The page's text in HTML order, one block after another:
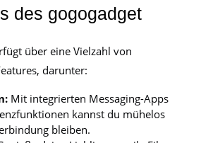
des gogogadget
über eine Vielzahl von
darunter:
Mit integrierten Messaging-Apps
kannst du mühelos
bleiben.